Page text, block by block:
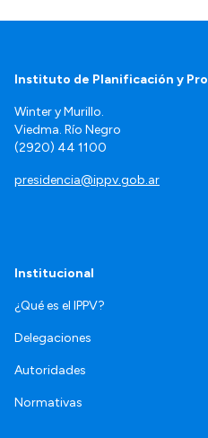
Instituto de Planificación y
Winter y Murillo.
Viedma. Río Negro
(2920) 44 1100
presidencia@ippv.gob.ar
Institucional
¿Qué es el IPPV?
Delegaciones
Autoridades
Normativas